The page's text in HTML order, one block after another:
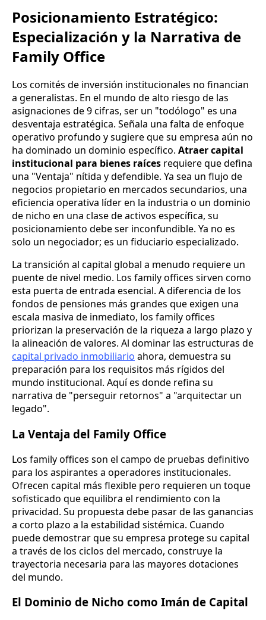
Posicionamiento Estratégico:
Especialización y la Narrativa de
Family Office
Los comités de inversión institucionales no financian
a generalistas. En el mundo de alto riesgo de las
asignaciones de 9 cifras, ser un "todólogo" es una
desventaja estratégica. Señala una falta de enfoque
operativo profundo y sugiere que su empresa aún no
ha dominado un dominio específico. Atraer capital
institucional para bienes raíces requiere que defina
una "Ventaja" nítida y defendible. Ya sea un flujo de
negocios propietario en mercados secundarios, una
eficiencia operativa líder en la industria o un dominio
de nicho en una clase de activos específica, su
posicionamiento debe ser inconfundible. Ya no es
solo un negociador; es un fiduciario especializado.
La transición al capital global a menudo requiere un
puente de nivel medio. Los family offices sirven como
esta puerta de entrada esencial. A diferencia de los
fondos de pensiones más grandes que exigen una
escala masiva de inmediato, los family offices
priorizan la preservación de la riqueza a largo plazo y
la alineación de valores. Al dominar las estructuras de
capital privado inmobiliario ahora, demuestra su
preparación para los requisitos más rígidos del
mundo institucional. Aquí es donde refina su
narrativa de "perseguir retornos" a "arquitectar un
legado".
La Ventaja del Family Office
Los family offices son el campo de pruebas definitivo
para los aspirantes a operadores institucionales.
Ofrecen capital más flexible pero requieren un toque
sofisticado que equilibra el rendimiento con la
privacidad. Su propuesta debe pasar de las ganancias
a corto plazo a la estabilidad sistémica. Cuando
puede demostrar que su empresa protege su capital
a través de los ciclos del mercado, construye la
trayectoria necesaria para las mayores dotaciones
del mundo.
El Dominio de Nicho como Imán de Capital